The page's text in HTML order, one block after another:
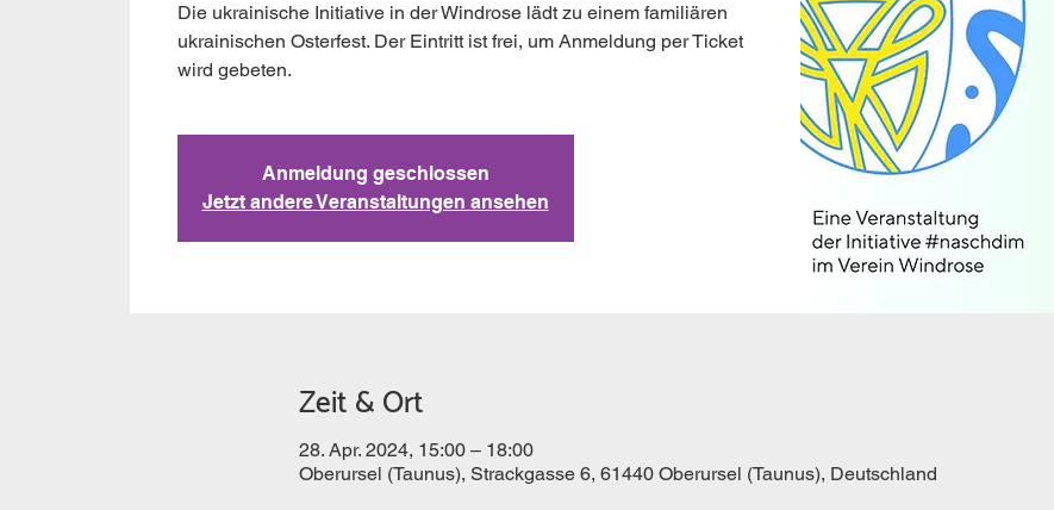
Die ukrainische Initiative in der Windrose lädt zu einem familiären
ukrainischen Osterfest. Der Eintritt ist frei, um Anmeldung per Ticket
wird gebeten.
Anmeldung geschlossen
Jetzt andere Veranstaltungen ansehen
Zeit & Ort
28. Apr. 2024, 15:00 – 18:00
Oberursel (Taunus), Strackgasse 6, 61440 Oberursel (Taunus), Deutschland